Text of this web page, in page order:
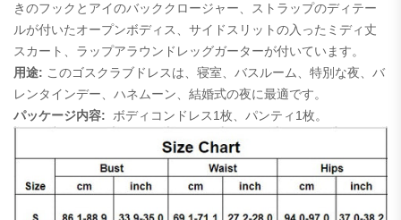
きのフックとアイのバッククロージャー、ストラップのディテー
ルが付いたオープンボディス、サイドスリットの入ったミディ丈
スカート、ラップアラウンドレッグガーターが付いています。
用途: このゴスクラブドレスは、寝室、バスルーム、特別な夜、バ
レンタインデー、ハネムーン、結婚式の夜に最適です。
パッケージ内容: ボディコンドレス1枚、パンティ1枚。